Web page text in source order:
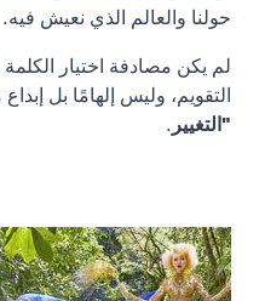
حولنا والعالم الذي نعيش فيه.
لم يكن مصادفة اختيار
التقويم، وليس إلهامًا بل
"التغيير .